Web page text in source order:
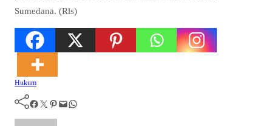
Sumedana. (Rls)
Hukum
Facebook Twitter Pinterest Mail WhatsApp